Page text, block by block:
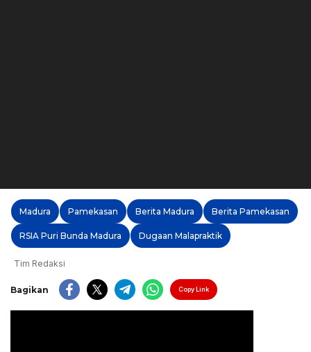
Madura Pamekasan Berita Madura Berita Pamekasan
RSIA Puri Bunda Madura Dugaan Malapraktik
Tim Redaksi
Bagikan Copy Link